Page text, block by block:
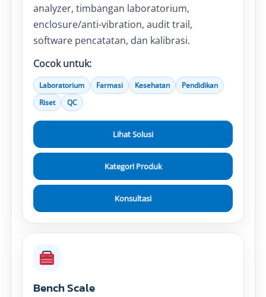
analyzer, timbangan laboratorium,
enclosure/anti-vibration, audit trail,
software pencatatan, dan kalibrasi.
Cocok untuk:
Laboratorium Farmasi Kesehatan
Pendidikan
Riset
QC
Lihat Solusi
Kategori Produk
Konsultasi
Bench Scale